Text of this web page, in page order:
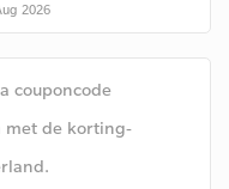
2026
couponcode
met de korting-